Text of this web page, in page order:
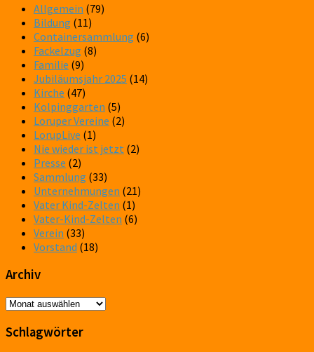
Allgemein (79)
Bildung (11)
Containersammlung (6)
Fackelzug (8)
Familie (9)
Jubiläumsjahr 2025 (14)
Kirche (47)
Kolpinggarten (5)
Loruper Vereine (2)
LorupLive (1)
Nie wieder ist jetzt (2)
Presse (2)
Sammlung (33)
Unternehmungen (21)
Vater Kind-Zelten (1)
Vater-Kind-Zelten (6)
Verein (33)
Vorstand (18)
Archiv
Archiv
Schlagwörter